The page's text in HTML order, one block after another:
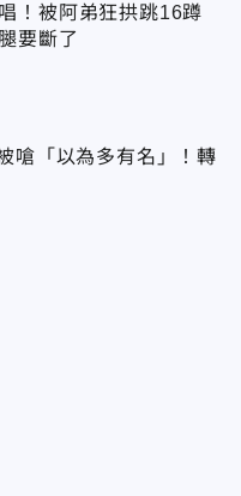
！被阿弟狂拱跳16蹲
要斷了
嗆「以為多有名」！轉